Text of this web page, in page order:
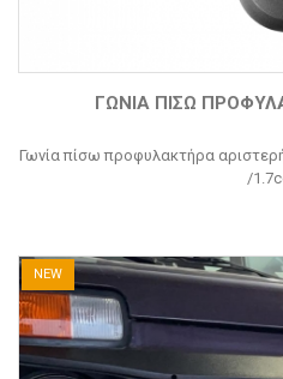
ΓΩΝΊΑ ΠΊΣΩ
Γωνία πίσω προφυλακτήρα
/
NEW